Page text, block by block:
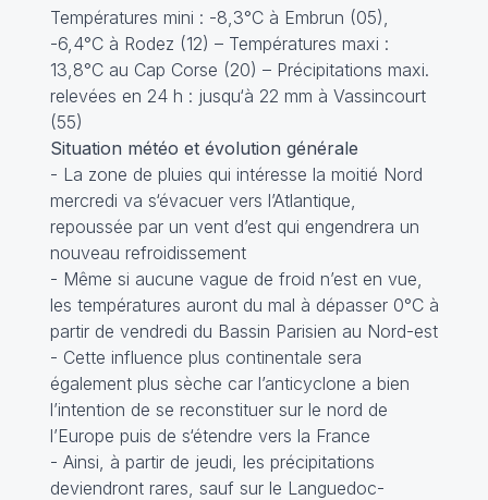
Températures mini : -8,3°C à Embrun (05),
-6,4°C à Rodez (12) – Températures maxi :
13,8°C au Cap Corse (20) – Précipitations maxi.
relevées en 24 h : jusqu‘à 22 mm à Vassincourt
(55)
Situation météo et évolution générale
- La zone de pluies qui intéresse la moitié Nord
mercredi va s‘évacuer vers l’Atlantique,
repoussée par un vent d’est qui engendrera un
nouveau refroidissement
- Même si aucune vague de froid n’est en vue,
les températures auront du mal à dépasser 0°C à
partir de vendredi du Bassin Parisien au Nord-est
- Cette influence plus continentale sera
également plus sèche car l’anticyclone a bien
l’intention de se reconstituer sur le nord de
l’Europe puis de s‘étendre vers la France
- Ainsi, à partir de jeudi, les précipitations
deviendront rares, sauf sur le Languedoc-